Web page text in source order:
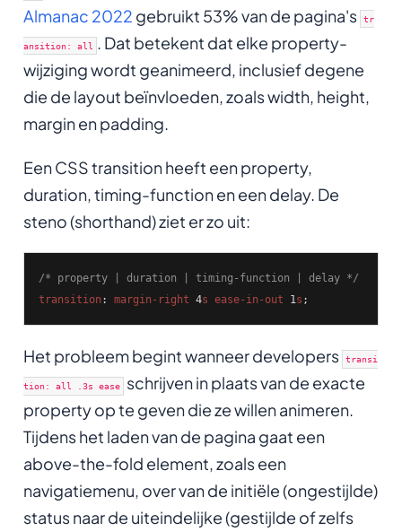
Almanac 2022 gebruikt 53% van de pagina's tr
ansition: all . Dat betekent dat elke property-
wijziging wordt geanimeerd, inclusief degene
die de layout beïnvloeden, zoals width, height,
margin en padding.
Een CSS transition heeft een property,
duration, timing-function en een delay. De
steno (shorthand) ziet er zo uit:
/* property | duration | timing-function | delay */
transition : margin-right 4s ease-in-out 1s ;
Het probleem begint wanneer developers transi
tion: all .3s ease schrijven in plaats van de exacte
property op te geven die ze willen animeren.
Tijdens het laden van de pagina gaat een
above-the-fold element, zoals een
navigatiemenu, over van de initiële (ongestijlde)
status naar de uiteindelijke (gestijlde of zelfs